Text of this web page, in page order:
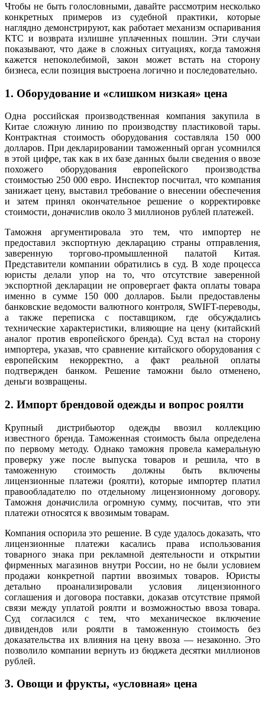
Чтобы не быть голословными, давайте рассмотрим несколько
конкретных примеров из судебной практики, которые
наглядно демонстрируют, как работает механизм оспаривания
КТС и возврата излишне уплаченных пошлин. Эти случаи
показывают, что даже в сложных ситуациях, когда таможня
кажется непоколебимой, закон может встать на сторону
бизнеса, если позиция выстроена логично и последовательно.
1. Оборудование и «слишком низкая» цена
Одна российская производственная компания закупила в
Китае сложную линию по производству пластиковой тары.
Контрактная стоимость оборудования составляла 150 000
долларов. При декларировании таможенный орган усомнился
в этой цифре, так как в их базе данных были сведения о ввозе
похожего оборудования европейского производства
стоимостью 250 000 евро. Инспектор посчитал, что компания
занижает цену, выставил требование о внесении обеспечения
и затем принял окончательное решение о корректировке
стоимости, доначислив около 3 миллионов рублей платежей.
Таможня аргументировала это тем, что импортер не
предоставил экспортную декларацию страны отправления,
заверенную торгово-промышленной палатой Китая.
Представители компании обратились в суд. В ходе процесса
юристы делали упор на то, что отсутствие заверенной
экспортной декларации не опровергает факта оплаты товара
именно в сумме 150 000 долларов. Были предоставлены
банковские ведомости валютного контроля, SWIFT-переводы,
а также переписка с поставщиком, где обсуждались
технические характеристики, влияющие на цену (китайский
аналог против европейского бренда). Суд встал на сторону
импортера, указав, что сравнение китайского оборудования с
европейским некорректно, а факт реальной оплаты
подтвержден банком. Решение таможни было отменено,
деньги возвращены.
2. Импорт брендовой одежды и вопрос роялти
Крупный дистрибьютор одежды ввозил коллекцию
известного бренда. Таможенная стоимость была определена
по первому методу. Однако таможня провела камеральную
проверку уже после выпуска товаров и решила, что в
таможенную стоимость должны быть включены
лицензионные платежи (роялти), которые импортер платил
правообладателю по отдельному лицензионному договору.
Таможня доначислила огромную сумму, посчитав, что эти
платежи относятся к ввозимым товарам.
Компания оспорила это решение. В суде удалось доказать, что
лицензионные платежи касались права использования
товарного знака при рекламной деятельности и открытии
фирменных магазинов внутри России, но не были условием
продажи конкретной партии ввозимых товаров. Юристы
детально проанализировали условия лицензионного
соглашения и договора поставки, доказав отсутствие прямой
связи между уплатой роялти и возможностью ввоза товара.
Суд согласился с тем, что механическое включение
дивидендов или роялти в таможенную стоимость без
доказательства их влияния на цену ввоза — незаконно. Это
позволило компании вернуть из бюджета десятки миллионов
рублей.
3. Овощи и фрукты, «условная» цена